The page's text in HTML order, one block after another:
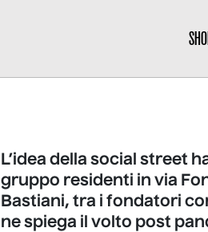
L’idea della social street
gruppo residenti in via
Bastiani, tra i fondatori
ne spiega il volto post